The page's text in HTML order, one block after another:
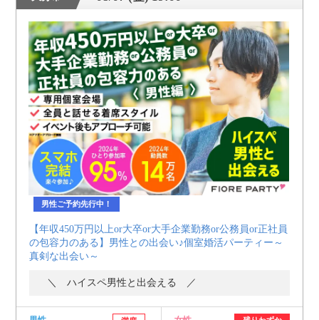
男性ご予約先行中！
【年収450万円以上or大卒or大手企業勤務or公務員or正社員
の包容力のある】男性との出会い♪個室婚活パーティー～
真剣な出会い～
＼ ハイスペ男性と出会える ／